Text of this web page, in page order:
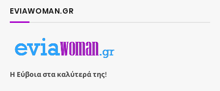
EVIAWOMAN.GR
Η Εύβοια στα καλύτερά της!